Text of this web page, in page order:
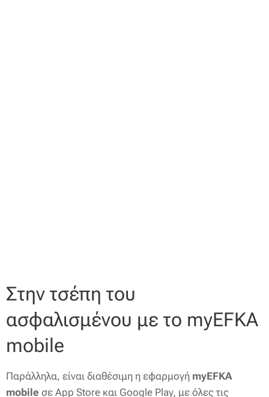
Στην τσέπη του
ασφαλισμένου με το myEFKA
mobile
Παράλληλα, είναι διαθέσιμη η εφαρμογή myEFKA
mobile σε App Store και Google Play, με όλες τις